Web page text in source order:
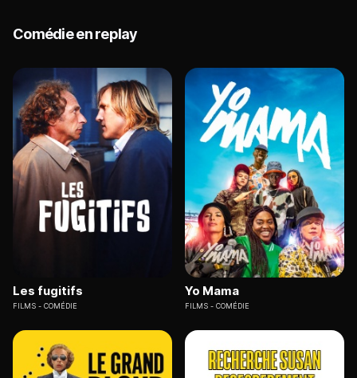
Comédie en replay
Les fugitifs
FILMS COMÉDIE
Yo Mama
FILMS COMÉDIE